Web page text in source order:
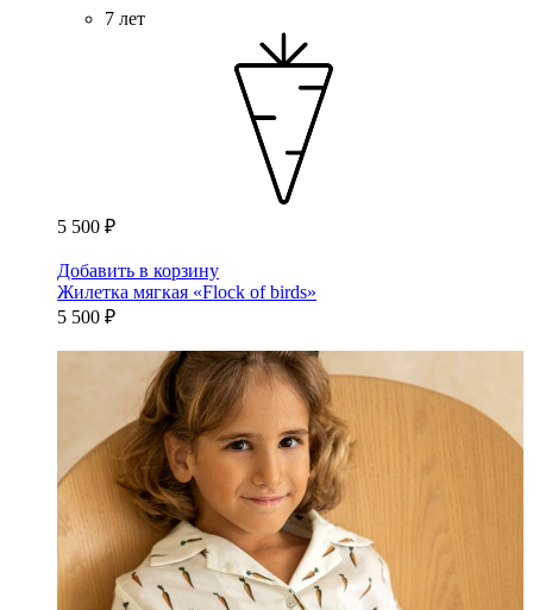
7 лет
5 500 ₽
Добавить в корзину
Жилетка мягкая «Flock of birds»
5 500 ₽